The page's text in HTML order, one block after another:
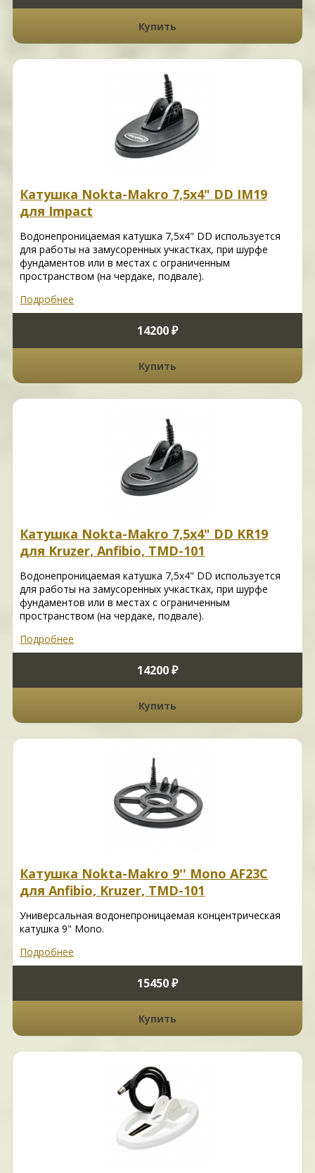
Купить
Катушка Nokta-Makro 7,5x4" DD IM19
для Impact
Водонепроницаемая катушка 7,5x4" DD используется
для работы на замусоренных учкастках, при шурфе
фундаментов или в местах с ограниченным
пространством (на чердаке, подвале).
Подробнее
14200 ₽
Купить
Катушка Nokta-Makro 7,5x4" DD KR19
для Kruzer, Anfibio, TMD-101
Водонепроницаемая катушка 7,5x4" DD используется
для работы на замусоренных учкастках, при шурфе
фундаментов или в местах с ограниченным
пространством (на чердаке, подвале).
Подробнее
14200 ₽
Купить
Катушка Nokta-Makro 9'' Mono AF23C
для Anfibio, Kruzer, TMD-101
Универсальная водонепроницаемая концентрическая
катушка 9" Mono.
Подробнее
15450 ₽
Купить